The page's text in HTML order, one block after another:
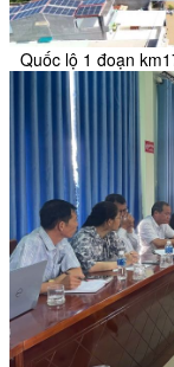
Quốc lộ 1 đoạn